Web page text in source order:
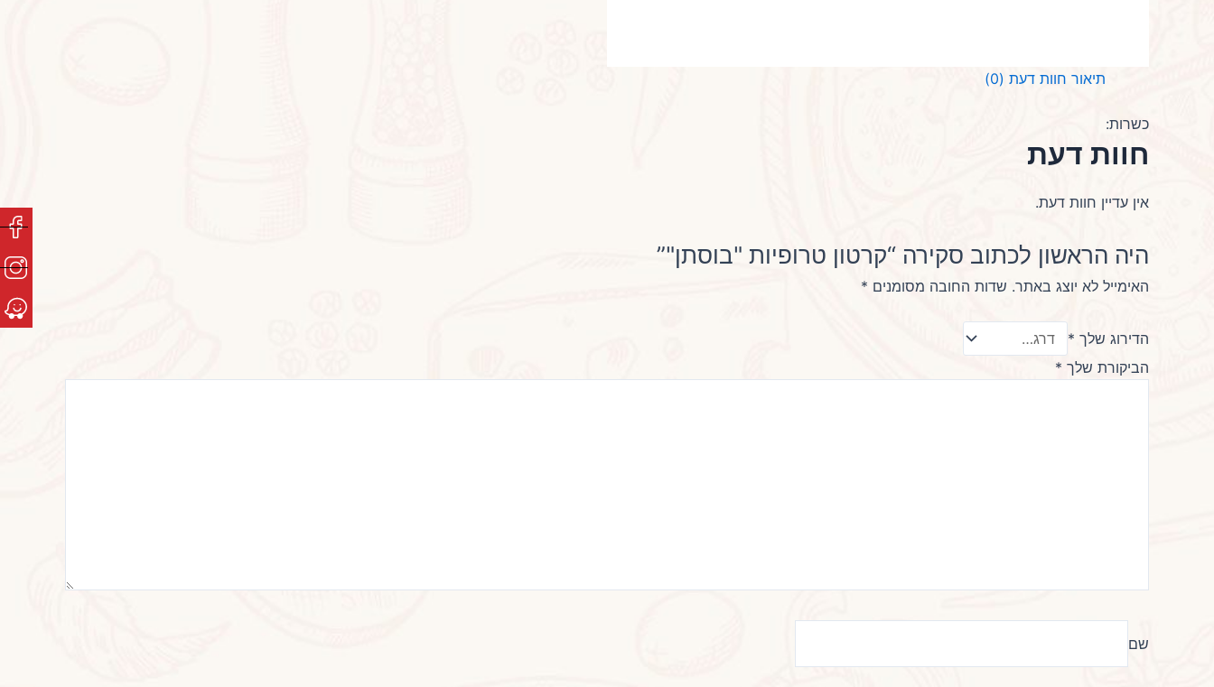
תיאור חוות דעת (0)
כשרות:
חוות דעת
אין עדיין חוות דעת.
היה הראשון לכתוב סקירה “קרטון טרופיות "בוסתן"”
האימייל לא יוצג באתר. שדות החובה מסומנים *
הדירוג שלך *
הביקורת שלך *
שם